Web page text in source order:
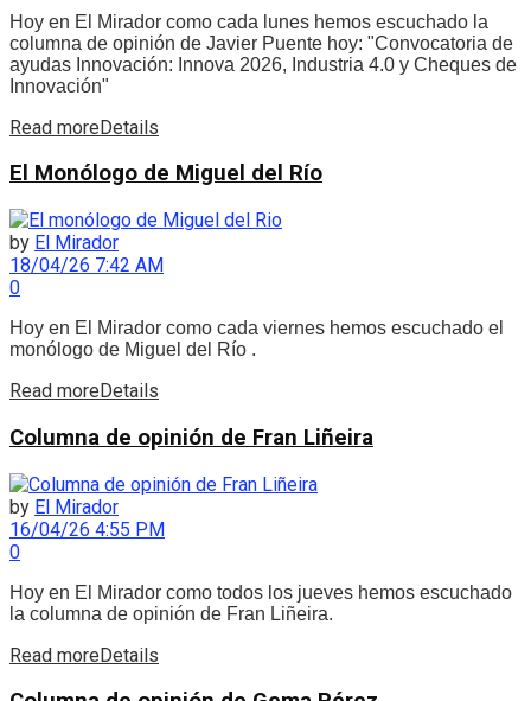
Hoy en El Mirador como cada lunes hemos escuchado la
columna de opinión de Javier Puente hoy: "Convocatoria de
ayudas Innovación: Innova 2026, Industria 4.0 y Cheques de
Innovación"
Read moreDetails
El Monólogo de Miguel del Río
by El Mirador
18/04/26 7:42 AM
0
Hoy en El Mirador como cada viernes hemos escuchado el
monólogo de Miguel del Río .
Read moreDetails
Columna de opinión de Fran Liñeira
by El Mirador
16/04/26 4:55 PM
0
Hoy en El Mirador como todos los jueves hemos escuchado
la columna de opinión de Fran Liñeira.
Read moreDetails